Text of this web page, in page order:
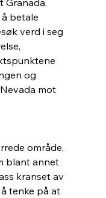
Granada.
betale
verd i seg
og
mot
område,
blant annet
kranset av
tenke på at